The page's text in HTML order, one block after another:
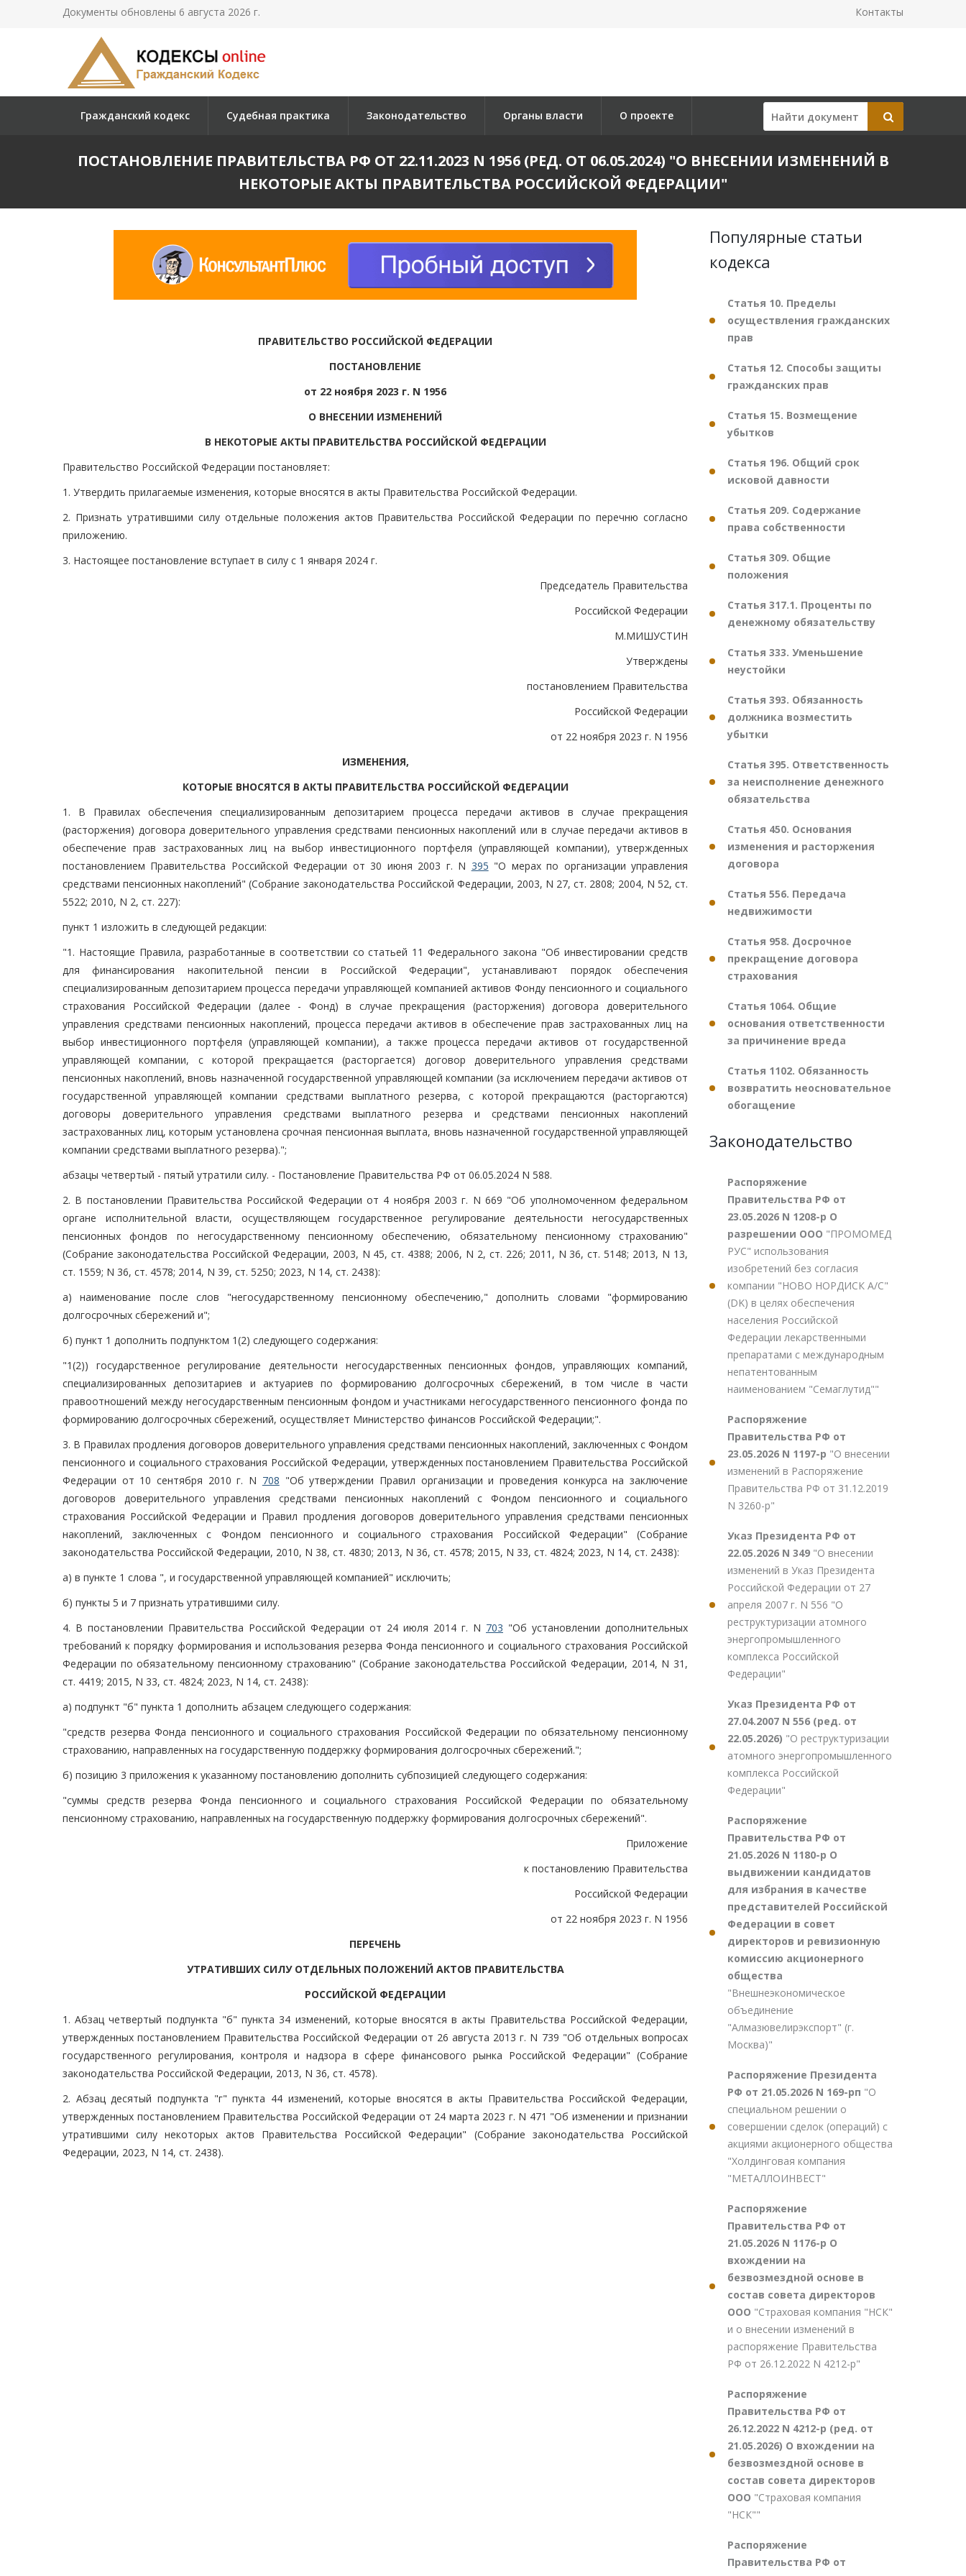
Документы обновлены 6 августа 2026 г. Контакты
Гражданский кодекс Судебная практика Законодательство Органы власти О проекте
ПОСТАНОВЛЕНИЕ ПРАВИТЕЛЬСТВА РФ ОТ 22.11.2023 N 1956 (РЕД. ОТ 06.05.2024) "О ВНЕСЕНИИ ИЗМЕНЕНИЙ В
НЕКОТОРЫЕ АКТЫ ПРАВИТЕЛЬСТВА РОССИЙСКОЙ ФЕДЕРАЦИИ"
ПРАВИТЕЛЬСТВО РОССИЙСКОЙ ФЕДЕРАЦИИ
ПОСТАНОВЛЕНИЕ
от 22 ноября 2023 г. N 1956
О ВНЕСЕНИИ ИЗМЕНЕНИЙ
В НЕКОТОРЫЕ АКТЫ ПРАВИТЕЛЬСТВА РОССИЙСКОЙ ФЕДЕРАЦИИ
Правительство Российской Федерации постановляет:
1. Утвердить прилагаемые изменения, которые вносятся в акты Правительства Российской Федерации.
2. Признать утратившими силу отдельные положения актов Правительства Российской Федерации по перечню согласно
приложению.
3. Настоящее постановление вступает в силу с 1 января 2024 г.
Председатель Правительства
Российской Федерации
М.МИШУСТИН
Утверждены
постановлением Правительства
Российской Федерации
от 22 ноября 2023 г. N 1956
ИЗМЕНЕНИЯ,
КОТОРЫЕ ВНОСЯТСЯ В АКТЫ ПРАВИТЕЛЬСТВА РОССИЙСКОЙ ФЕДЕРАЦИИ
1. В Правилах обеспечения специализированным депозитарием процесса передачи активов в случае прекращения
(расторжения) договора доверительного управления средствами пенсионных накоплений или в случае передачи активов в
обеспечение прав застрахованных лиц на выбор инвестиционного портфеля (управляющей компании), утвержденных
постановлением Правительства Российской Федерации от 30 июня 2003 г. N 395 "О мерах по организации управления
средствами пенсионных накоплений" (Собрание законодательства Российской Федерации, 2003, N 27, ст. 2808; 2004, N 52, ст.
5522; 2010, N 2, ст. 227):
пункт 1 изложить в следующей редакции:
"1. Настоящие Правила, разработанные в соответствии со статьей 11 Федерального закона "Об инвестировании средств
для финансирования накопительной пенсии в Российской Федерации", устанавливают порядок обеспечения
специализированным депозитарием процесса передачи управляющей компанией активов Фонду пенсионного и социального
страхования Российской Федерации (далее - Фонд) в случае прекращения (расторжения) договора доверительного
управления средствами пенсионных накоплений, процесса передачи активов в обеспечение прав застрахованных лиц на
выбор инвестиционного портфеля (управляющей компании), а также процесса передачи активов от государственной
управляющей компании, с которой прекращается (расторгается) договор доверительного управления средствами
пенсионных накоплений, вновь назначенной государственной управляющей компании (за исключением передачи активов от
государственной управляющей компании средствами выплатного резерва, с которой прекращаются (расторгаются)
договоры доверительного управления средствами выплатного резерва и средствами пенсионных накоплений
застрахованных лиц, которым установлена срочная пенсионная выплата, вновь назначенной государственной управляющей
компании средствами выплатного резерва).";
абзацы четвертый - пятый утратили силу. - Постановление Правительства РФ от 06.05.2024 N 588.
2. В постановлении Правительства Российской Федерации от 4 ноября 2003 г. N 669 "Об уполномоченном федеральном
органе исполнительной власти, осуществляющем государственное регулирование деятельности негосударственных
пенсионных фондов по негосударственному пенсионному обеспечению, обязательному пенсионному страхованию"
(Собрание законодательства Российской Федерации, 2003, N 45, ст. 4388; 2006, N 2, ст. 226; 2011, N 36, ст. 5148; 2013, N 13,
ст. 1559; N 36, ст. 4578; 2014, N 39, ст. 5250; 2023, N 14, ст. 2438):
а) наименование после слов "негосударственному пенсионному обеспечению," дополнить словами "формированию
долгосрочных сбережений и";
б) пункт 1 дополнить подпунктом 1(2) следующего содержания:
"1(2)) государственное регулирование деятельности негосударственных пенсионных фондов, управляющих компаний,
специализированных депозитариев и актуариев по формированию долгосрочных сбережений, в том числе в части
правоотношений между негосударственным пенсионным фондом и участниками негосударственного пенсионного фонда по
формированию долгосрочных сбережений, осуществляет Министерство финансов Российской Федерации;".
3. В Правилах продления договоров доверительного управления средствами пенсионных накоплений, заключенных с Фондом
пенсионного и социального страхования Российской Федерации, утвержденных постановлением Правительства Российской
Федерации от 10 сентября 2010 г. N 708 "Об утверждении Правил организации и проведения конкурса на заключение
договоров доверительного управления средствами пенсионных накоплений с Фондом пенсионного и социального
страхования Российской Федерации и Правил продления договоров доверительного управления средствами пенсионных
накоплений, заключенных с Фондом пенсионного и социального страхования Российской Федерации" (Собрание
законодательства Российской Федерации, 2010, N 38, ст. 4830; 2013, N 36, ст. 4578; 2015, N 33, ст. 4824; 2023, N 14, ст. 2438):
а) в пункте 1 слова ", и государственной управляющей компанией" исключить;
б) пункты 5 и 7 признать утратившими силу.
4. В постановлении Правительства Российской Федерации от 24 июля 2014 г. N 703 "Об установлении дополнительных
требований к порядку формирования и использования резерва Фонда пенсионного и социального страхования Российской
Федерации по обязательному пенсионному страхованию" (Собрание законодательства Российской Федерации, 2014, N 31,
ст. 4419; 2015, N 33, ст. 4824; 2023, N 14, ст. 2438):
а) подпункт "б" пункта 1 дополнить абзацем следующего содержания:
"средств резерва Фонда пенсионного и социального страхования Российской Федерации по обязательному пенсионному
страхованию, направленных на государственную поддержку формирования долгосрочных сбережений.";
б) позицию 3 приложения к указанному постановлению дополнить субпозицией следующего содержания:
"суммы средств резерва Фонда пенсионного и социального страхования Российской Федерации по обязательному
пенсионному страхованию, направленных на государственную поддержку формирования долгосрочных сбережений".
Приложение
к постановлению Правительства
Российской Федерации
от 22 ноября 2023 г. N 1956
ПЕРЕЧЕНЬ
УТРАТИВШИХ СИЛУ ОТДЕЛЬНЫХ ПОЛОЖЕНИЙ АКТОВ ПРАВИТЕЛЬСТВА
РОССИЙСКОЙ ФЕДЕРАЦИИ
1. Абзац четвертый подпункта "б" пункта 34 изменений, которые вносятся в акты Правительства Российской Федерации,
утвержденных постановлением Правительства Российской Федерации от 26 августа 2013 г. N 739 "Об отдельных вопросах
государственного регулирования, контроля и надзора в сфере финансового рынка Российской Федерации" (Собрание
законодательства Российской Федерации, 2013, N 36, ст. 4578).
2. Абзац десятый подпункта "г" пункта 44 изменений, которые вносятся в акты Правительства Российской Федерации,
утвержденных постановлением Правительства Российской Федерации от 24 марта 2023 г. N 471 "Об изменении и признании
утратившими силу некоторых актов Правительства Российской Федерации" (Собрание законодательства Российской
Федерации, 2023, N 14, ст. 2438).
Популярные статьи
кодекса
Статья 10. Пределы
осуществления гражданских
прав
Статья 12. Способы защиты
гражданских прав
Статья 15. Возмещение
убытков
Статья 196. Общий срок
исковой давности
Статья 209. Содержание
права собственности
Статья 309. Общие
положения
Статья 317.1. Проценты по
денежному обязательству
Статья 333. Уменьшение
неустойки
Статья 393. Обязанность
должника возместить
убытки
Статья 395. Ответственность
за неисполнение денежного
обязательства
Статья 450. Основания
изменения и расторжения
договора
Статья 556. Передача
недвижимости
Статья 958. Досрочное
прекращение договора
страхования
Статья 1064. Общие
основания ответственности
за причинение вреда
Статья 1102. Обязанность
возвратить неосновательное
обогащение
Законодательство
Распоряжение
Правительства РФ от
23.05.2026 N 1208-р О
разрешении ООО "ПРОМОМЕД
РУС" использования
изобретений без согласия
компании "НОВО НОРДИСК А/С"
(DK) в целях обеспечения
населения Российской
Федерации лекарственными
препаратами с международным
непатентованным
наименованием "Семаглутид""
Распоряжение
Правительства РФ от
23.05.2026 N 1197-р "О внесении
изменений в Распоряжение
Правительства РФ от 31.12.2019
N 3260-р"
Указ Президента РФ от
22.05.2026 N 349 "О внесении
изменений в Указ Президента
Российской Федерации от 27
апреля 2007 г. N 556 "О
реструктуризации атомного
энергопромышленного
комплекса Российской
Федерации"
Указ Президента РФ от
27.04.2007 N 556 (ред. от
22.05.2026) "О реструктуризации
атомного энергопромышленного
комплекса Российской
Федерации"
Распоряжение
Правительства РФ от
21.05.2026 N 1180-р О
выдвижении кандидатов
для избрания в качестве
представителей Российской
Федерации в совет
директоров и ревизионную
комиссию акционерного
общества
"Внешнеэкономическое
объединение
"Алмазювелирэкспорт" (г.
Москва)"
Распоряжение Президента
РФ от 21.05.2026 N 169-рп "О
специальном решении о
совершении сделок (операций) с
акциями акционерного общества
"Холдинговая компания
"МЕТАЛЛОИНВЕСТ"
Распоряжение
Правительства РФ от
21.05.2026 N 1176-р О
вхождении на
безвозмездной основе в
состав совета директоров
ООО "Страховая компания "НСК"
и о внесении изменений в
распоряжение Правительства
РФ от 26.12.2022 N 4212-р"
Распоряжение
Правительства РФ от
26.12.2022 N 4212-р (ред. от
21.05.2026) О вхождении на
безвозмездной основе в
состав совета директоров
ООО "Страховая компания
"НСК""
Распоряжение
Правительства РФ от